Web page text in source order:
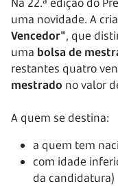
uma novidade. A
Vencedor", que
uma bolsa de
restantes quatro
mestrado no valor
A quem se destina:
a quem tem
com idade
da candidatura)